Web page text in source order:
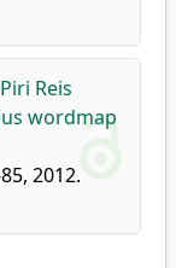
Piri Reis
wordmap
2012.